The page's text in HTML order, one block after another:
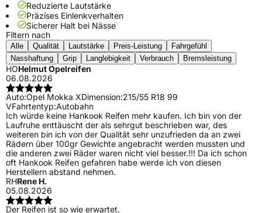
Reduzierte Lautstärke
Präzises Einlenkverhalten
Sicherer Halt bei Nässe
Filtern nach
Alle Qualität Lautstärke Preis-Leistung
Fahrgefühl
Nasshaftung
Grip Langlebigkeit Verbrauch Bremsleistung
HOHelmut Opelreifen
06.08.2026
Auto:Opel Mokka XDimension:215/55 R18 99
VFahrtentyp:Autobahn
Ich würde keine Hankook Reifen mehr kaufen. Ich bin von der
Laufruhe enttäuscht der als sehrgut beschrieben war, des
weiteren bin ich von der Qualität sehr unzufrieden da an zwei
Rädern über 100gr Gewichte angebracht werden mussten und
die anderen zwei Räder waren nicht viel besser.!!! Da ich schon
oft Hankook Reifen gefahren habe werde ich von diesen
Herstellern abstand nehmen.
RHRene H.
05.08.2026
Der Reifen ist so wie erwartet.